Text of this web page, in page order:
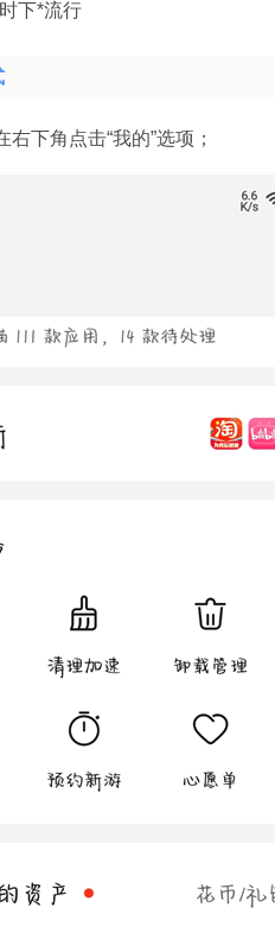
下*流行
下角点击“我的”选项；